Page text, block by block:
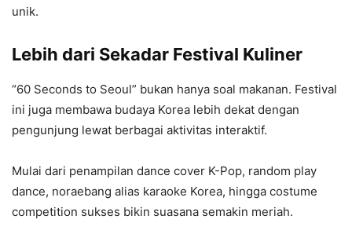
unik.
Lebih dari Sekadar Festival Kuliner
“60 Seconds to Seoul” bukan hanya soal makanan. Festival
ini juga membawa budaya Korea lebih dekat dengan
pengunjung lewat berbagai aktivitas interaktif.
Mulai dari penampilan dance cover K-Pop, random play
dance, noraebang alias karaoke Korea, hingga costume
competition sukses bikin suasana semakin meriah.